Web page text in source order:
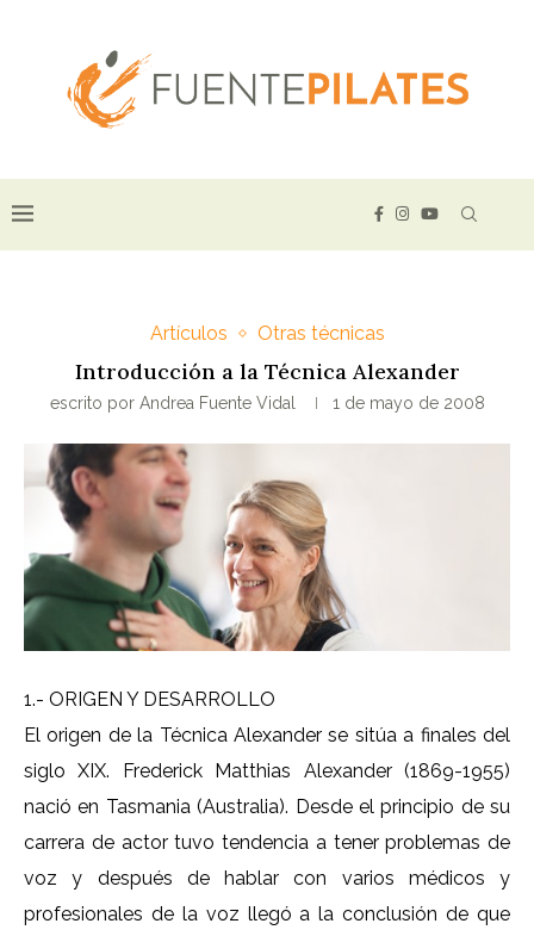
Artículos Otras técnicas
Introducción a la Técnica Alexander
escrito por Andrea Fuente Vidal 1 de mayo de 2008
1.- ORIGEN Y DESARROLLO
El origen de la Técnica Alexander se sitúa a finales del
siglo XIX. Frederick Matthias Alexander (1869-1955)
nació en Tasmania (Australia). Desde el principio de su
carrera de actor tuvo tendencia a tener problemas de
voz y después de hablar con varios médicos y
profesionales de la voz llegó a la conclusión de que